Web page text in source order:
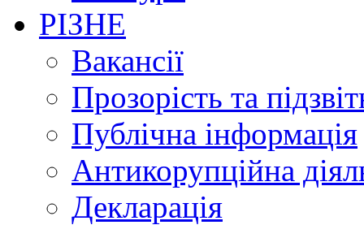
РІЗНЕ
Вакансії
Прозорість та
Публічна інформація
Антикорупційна
Декларація